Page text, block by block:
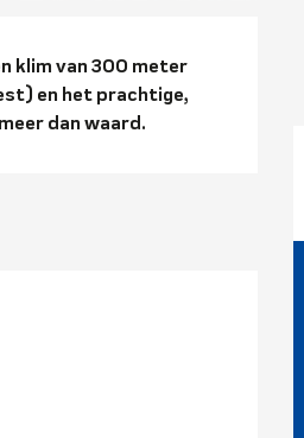
klim van 300 meter
en het prachtige,
dan waard.